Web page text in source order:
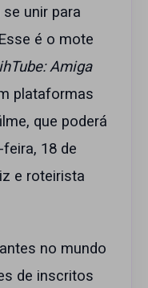
unir para
é o mote
Amiga
plataformas
que poderá
18 de
e roteirista
no mundo
de inscritos